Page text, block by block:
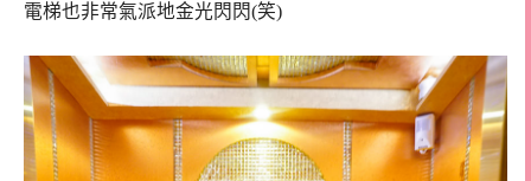
電梯也非常氣派地金光閃閃(笑)